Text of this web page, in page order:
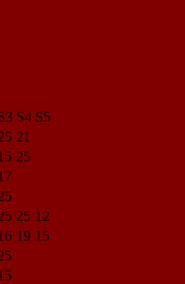
S4 S5
21
25
25 12
19 15